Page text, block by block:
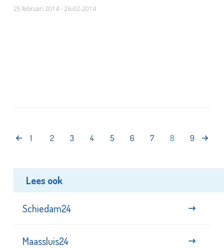
25 februari 2014 - 26-02-2014
1 2 3 4 5 6 7 8 9
Lees ook
Schiedam24
Maassluis24